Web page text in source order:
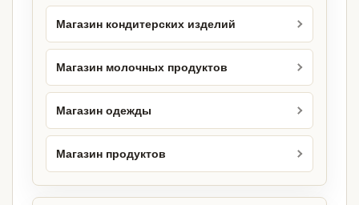
Магазин кондитерских изделий
Магазин молочных продуктов
Магазин одежды
Магазин продуктов